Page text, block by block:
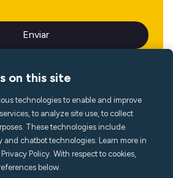
Idioma
on this site
technologies to enable and improve
to analyze site use, to collect
These technologies include
and chatbot technologies. Learn more in
Policy. With respect to cookies,
below.